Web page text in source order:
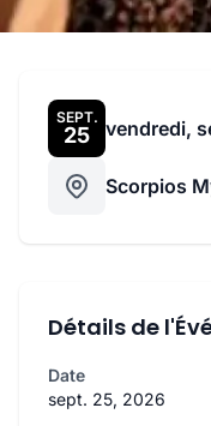
SEPT.
25 vendredi,
Scorpios
Détails de
Date
sept. 25, 2026